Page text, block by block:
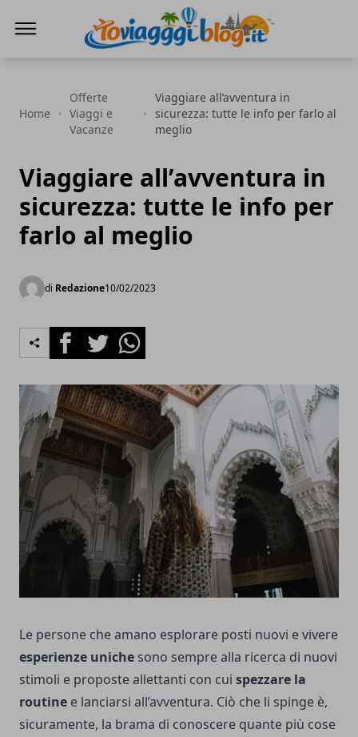
Home
Offerte
Viaggi e
Vacanze
Viaggiare all’avventura in
sicurezza: tutte le info per farlo al
meglio
Viaggiare all’avventura in
sicurezza: tutte le info per
farlo al meglio
di Redazione10/02/2023
FacebookTwitterWhatsapp
Le persone che amano esplorare posti nuovi e vivere
esperienze uniche sono sempre alla ricerca di nuovi
stimoli e proposte allettanti con cui spezzare la
routine e lanciarsi all’avventura. Ciò che li spinge è,
sicuramente, la brama di conoscere quante più cose